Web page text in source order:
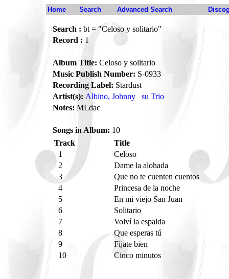
Home Search Advanced Search
Search : bt = "Celoso y solitario"
Record : 1
Album Title: Celoso y solitario
Music Publish Number: S-0933
Recording Label: Stardust
Artist(s): Albino, Johnny
su Trio
Notes: MLdac
Songs in Album: 10
Track
Title
1
Celoso
2
Dame la alohada
3
Que no te cuenten cuentos
4
Princesa de la noche
5
En mi viejo San Juan
6
Solitario
7
Volví la espalda
8
Que esperas tú
9
Fíjate bien
10
Cinco minutos